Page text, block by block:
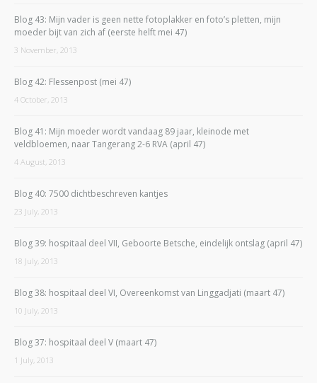
Blog 43: Mijn vader is geen nette fotoplakker en foto’s pletten, mijn
moeder bijt van zich af (eerste helft mei 47)
3 November, 2013
Blog 42: Flessenpost (mei 47)
4 October, 2013
Blog 41: Mijn moeder wordt vandaag 89 jaar, kleinode met
veldbloemen, naar Tangerang 2-6 RVA (april 47)
4 August, 2013
Blog 40: 7500 dichtbeschreven kantjes
23 July, 2013
Blog 39: hospitaal deel VII, Geboorte Betsche, eindelijk ontslag (april 47)
18 July, 2013
Blog 38: hospitaal deel VI, Overeenkomst van Linggadjati (maart 47)
10 July, 2013
Blog 37: hospitaal deel V (maart 47)
1 July, 2013